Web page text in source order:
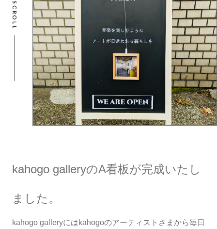
SCROLL
kahogo galleryのA看板が完成いたし
ました。
kahogo galleryにはkahogoのアーティストさまから毎日